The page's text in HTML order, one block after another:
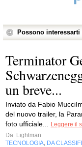
Possono
Terminator
un breve...
Inviato da Fabio
del nuovo trailer, la
foto ufficiale...
Leggere il
Da Lightman
TECNOLOGIA DA